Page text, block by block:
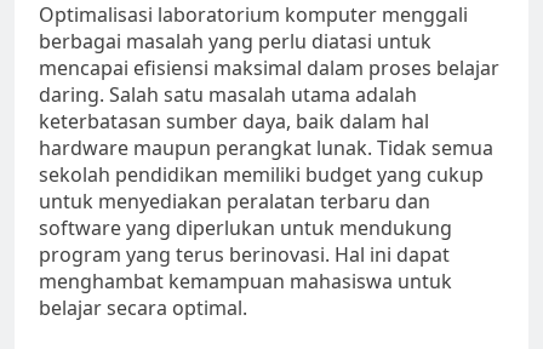
Optimalisasi laboratorium komputer menggali
berbagai masalah yang perlu diatasi untuk
mencapai efisiensi maksimal dalam proses belajar
daring. Salah satu masalah utama adalah
keterbatasan sumber daya, baik dalam hal
hardware maupun perangkat lunak. Tidak semua
sekolah pendidikan memiliki budget yang cukup
untuk menyediakan peralatan terbaru dan
software yang diperlukan untuk mendukung
program yang terus berinovasi. Hal ini dapat
menghambat kemampuan mahasiswa untuk
belajar secara optimal.